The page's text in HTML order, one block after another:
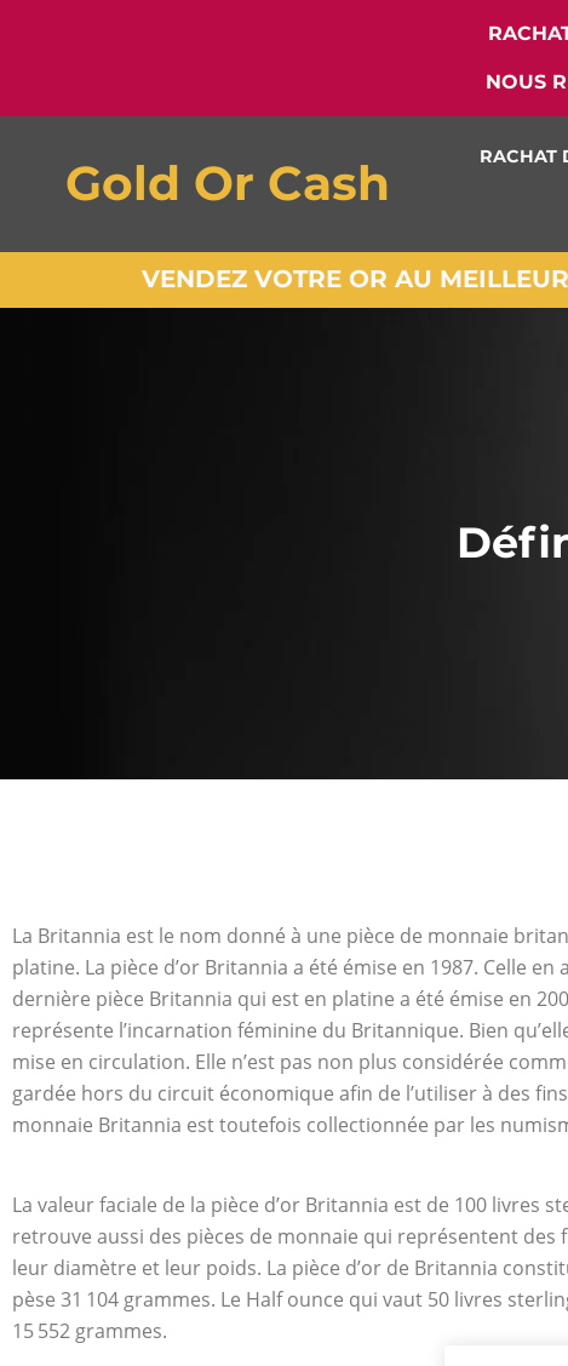
NOUS
Gold Or Cash RACHAT
VENDEZ VOTRE OR AU
La Britannia est le nom donné à une pièce de monnaie
platine. La pièce d’or Britannia a été émise en 1987. Celle
dernière pièce Britannia qui est en platine a été émise en
représente l’incarnation féminine du Britannique. Bien
mise en circulation. Elle n’est pas non plus considérée
gardée hors du circuit économique afin de l’utiliser à des
monnaie Britannia est toutefois collectionnée par les
La valeur faciale de la pièce d’or Britannia est de 100 livres
retrouve aussi des pièces de monnaie qui représentent
leur diamètre et leur poids. La pièce d’or de Britannia
pèse 31 104 grammes. Le Half ounce qui vaut 50 livres
15 552 grammes.